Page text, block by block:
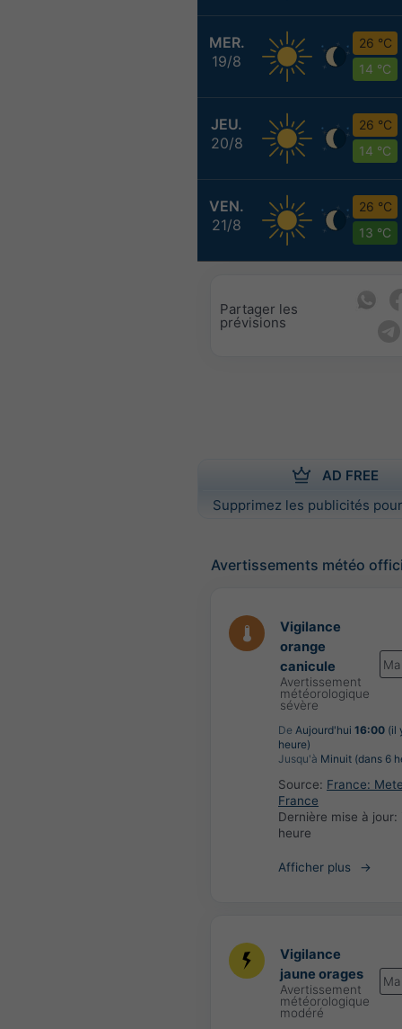
MER.
19/8
26 °C
14 °C
JEU.
20/8
26 °C
14 °C
VEN.
21/8
26 °C
13 °C
Partager les
prévisions
AD FREE
Supprimez les publicités
Avertissements météo
Vigilance
orange
canicule
Avertissement
météorologique
sévère
De Aujourd'hui 16:00 (il
heure)
Jusqu'à Minuit (dans 6
Source: France:
France
Dernière mise à jour:
heure
Afficher plus
Vigilance
jaune orages
Avertissement
météorologique
modéré